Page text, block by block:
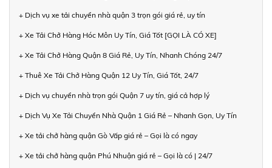
+ Dịch vụ xe tải chuyển nhà quận 3 trọn gói giá rẻ, uy tín
+ Xe Tải Chở Hàng Hóc Môn Uy Tín, Giá Tốt [GỌI LÀ CÓ XE]
+ Xe Tải Chở Hàng Quận 8 Giá Rẻ, Uy Tín, Nhanh Chóng 24/7
+ Thuê Xe Tải Chở Hàng Quận 12 Uy Tín, Giá Tốt, 24/7
+ Dịch vụ chuyển nhà trọn gói Quận 7 uy tín, giá cả hợp lý
+ Dịch Vụ Xe Tải Chuyển Nhà Quận 1 Giá Rẻ – Nhanh Gọn, Uy Tín
+ Xe tải chở hàng quận Gò Vấp giá rẻ – Gọi là có ngay
+ Xe tải chở hàng quận Phú Nhuận giá rẻ – Gọi là có | 24/7